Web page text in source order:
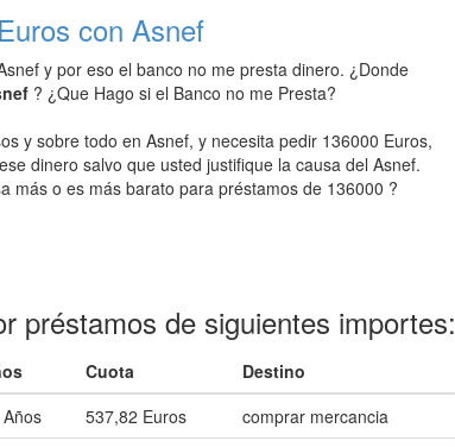
con Asnef
y por eso el banco no me presta dinero. ¿Donde
? ¿Que Hago si el Banco no me Presta?
y sobre todo en Asnef, y necesita pedir 136000 Euros,
dinero salvo que usted justifique la causa del Asnef.
más o es más barato para préstamos de 136000 ?
préstamos de siguientes importes:
Cuota
Destino
537,82 Euros
comprar mercancia